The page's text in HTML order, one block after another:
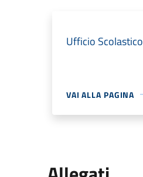
Ufficio Scolastico
VAI ALLA PAGINA